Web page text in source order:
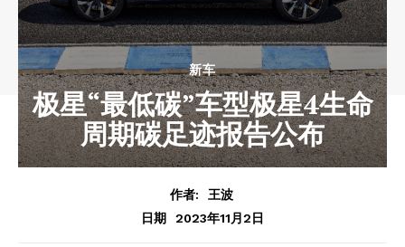
新车
极星“最低碳”车型极星4生命
周期碳足迹报告公布
作者:
王波
日期
2023年11月2日